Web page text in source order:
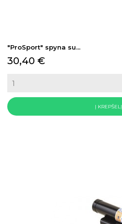
"ProSport" spyna su...
Kaina
30,40 €
Į KREPŠELĮ